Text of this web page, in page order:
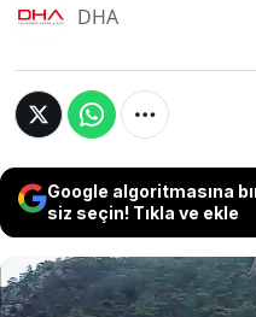
DHA
Google algoritmasına
siz seçin! Tıkla ve ekle